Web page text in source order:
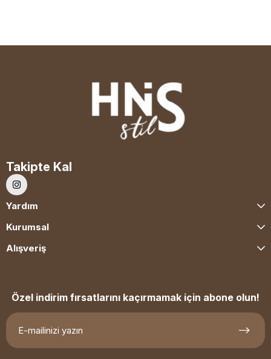
Takipte Kal
Yardım
Kurumsal
Alışveriş
Özel indirim fırsatlarını kaçırmamak için abone olun!